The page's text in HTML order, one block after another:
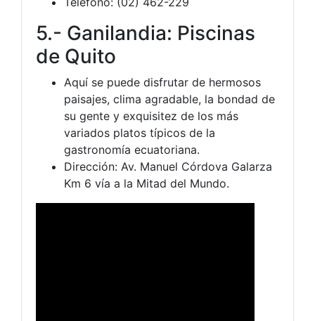
5.- Ganilandia: Piscinas
de Quito
Aquí se puede disfrutar de hermosos
paisajes, clima agradable, la bondad de
su gente y exquisitez de los más
variados platos típicos de la
gastronomía ecuatoriana.
Dirección: Av. Manuel Córdova Galarza
Km 6 vía a la Mitad del Mundo.